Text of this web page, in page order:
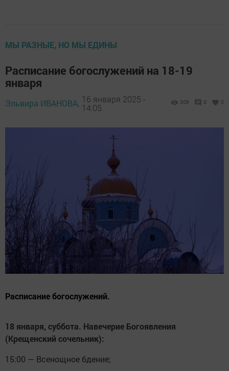
МЫ РАЗНЫЕ, НО МЫ ЕДИНЫ
Расписание богослужений на 18-19
января
Эльвира ИВАНОВА, 16 января 2025 -
14:05
309 0 0
Расписание богослужений.
18 января, суббота. Навечерие Богоявления
(Крещенский сочельник):
15:00 — Всенощное бдение;